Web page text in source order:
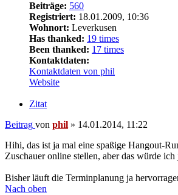
Beiträge: 560
Registriert: 18.01.2009, 10:36
Wohnort: Leverkusen
Has thanked: 19 times
Been thanked: 17 times
Kontaktdaten:
Kontaktdaten von phil
Website
Zitat
Beitrag von phil » 14.01.2014, 11:22
Hihi, das ist ja mal eine spaßige Hangout-
Zuschauer online stellen, aber das würde
Bisher läuft die Terminplanung ja
Nach oben